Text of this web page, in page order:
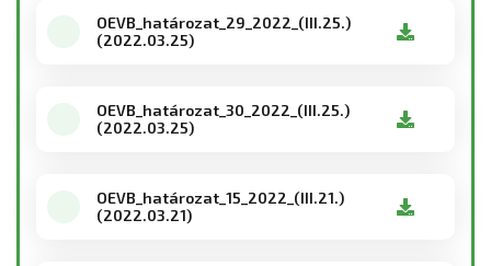
OEVB_határozat_29_2022_(III.25.)
(2022.03.25)
OEVB_határozat_30_2022_(III.25.)
(2022.03.25)
OEVB_határozat_15_2022_(III.21.)
(2022.03.21)